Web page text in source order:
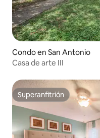
Condo en San Antonio
Casa de arte III
Superanfitrión
Superanfitrión